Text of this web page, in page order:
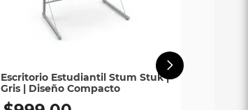
Escritorio Estudiantil Stum Stuk |
Gris | Diseño Compacto